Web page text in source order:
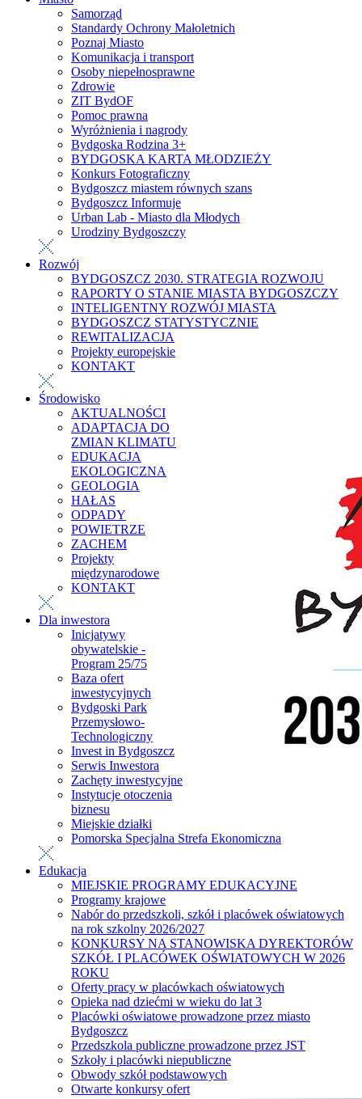
Samorząd
Standardy Ochrony Małoletnich
Poznaj Miasto
Komunikacja i transport
Osoby niepełnosprawne
Zdrowie
ZIT BydOF
Pomoc prawna
Wyróżnienia i nagrody
Bydgoska Rodzina 3+
BYDGOSKA KARTA MŁODZIEŻY
Konkurs Fotograficzny
Bydgoszcz miastem równych szans
Bydgoszcz Informuje
Urban Lab - Miasto dla Młodych
Urodziny Bydgoszczy
Rozwój
BYDGOSZCZ 2030. STRATEGIA ROZWOJU
RAPORTY O STANIE MIASTA BYDGOSZCZY
INTELIGENTNY ROZWÓJ MIASTA
BYDGOSZCZ STATYSTYCZNIE
REWITALIZACJA
Projekty europejskie
KONTAKT
Środowisko
AKTUALNOŚCI
ADAPTACJA DO
ZMIAN KLIMATU
EDUKACJA
EKOLOGICZNA
GEOLOGIA
HAŁAS
ODPADY
POWIETRZE
ZACHEM
Projekty
międzynarodowe
KONTAKT
Dla inwestora
Inicjatywy
obywatelskie -
Program 25/75
Baza ofert
inwestycyjnych
Bydgoski Park
Przemysłowo-
Technologiczny
Invest in Bydgoszcz
Serwis Inwestora
Zachęty inwestycyjne
Instytucje otoczenia
biznesu
Miejskie działki
Pomorska Specjalna Strefa Ekonomiczna
Edukacja
MIEJSKIE PROGRAMY EDUKACYJNE
Programy krajowe
Nabór do przedszkoli, szkół i placówek oświatowych
na rok szkolny 2026/2027
KONKURSY NA STANOWISKA DYREKTORÓW
SZKÓŁ I PLACÓWEK OŚWIATOWYCH W 2026
ROKU
Oferty pracy w placówkach oświatowych
Opieka nad dziećmi w wieku do lat 3
Placówki oświatowe prowadzone przez miasto
Bydgoszcz
Przedszkola publiczne prowadzone przez JST
Szkoły i placówki niepubliczne
Obwody szkół podstawowych
Otwarte konkursy ofert